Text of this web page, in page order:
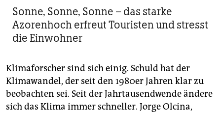
Sonne, Sonne, Sonne – das starke
Azorenhoch erfreut Touristen und stresst
die Einwohner
Klimaforscher sind sich einig. Schuld hat der
Klimawandel, der seit den 1980er Jahren klar zu
beobachten sei. Seit der Jahrtausendwende ändere
sich das Klima immer schneller. Jorge Olcina,